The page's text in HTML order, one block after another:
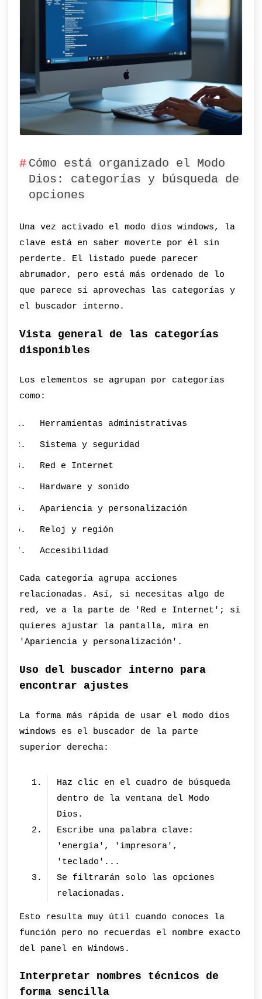
Cómo está organizado el Modo
Dios: categorías y búsqueda de
opciones
Una vez activado el modo dios windows, la
clave está en saber moverte por él sin
perderte. El listado puede parecer
abrumador, pero está más ordenado de lo
que parece si aprovechas las categorías y
el buscador interno.
Vista general de las categorías
disponibles
Los elementos se agrupan por categorías
como:
Herramientas administrativas
Sistema y seguridad
Red e Internet
Hardware y sonido
Apariencia y personalización
Reloj y región
Accesibilidad
Cada categoría agrupa acciones
relacionadas. Así, si necesitas algo de
red, ve a la parte de 'Red e Internet'; si
quieres ajustar la pantalla, mira en
'Apariencia y personalización'.
Uso del buscador interno para
encontrar ajustes
La forma más rápida de usar el modo dios
windows es el buscador de la parte
superior derecha:
Haz clic en el cuadro de búsqueda
dentro de la ventana del Modo
Dios.
Escribe una palabra clave:
'energía', 'impresora',
'teclado'...
Se filtrarán solo las opciones
relacionadas.
Esto resulta muy útil cuando conoces la
función pero no recuerdas el nombre exacto
del panel en Windows.
Interpretar nombres técnicos de
forma sencilla